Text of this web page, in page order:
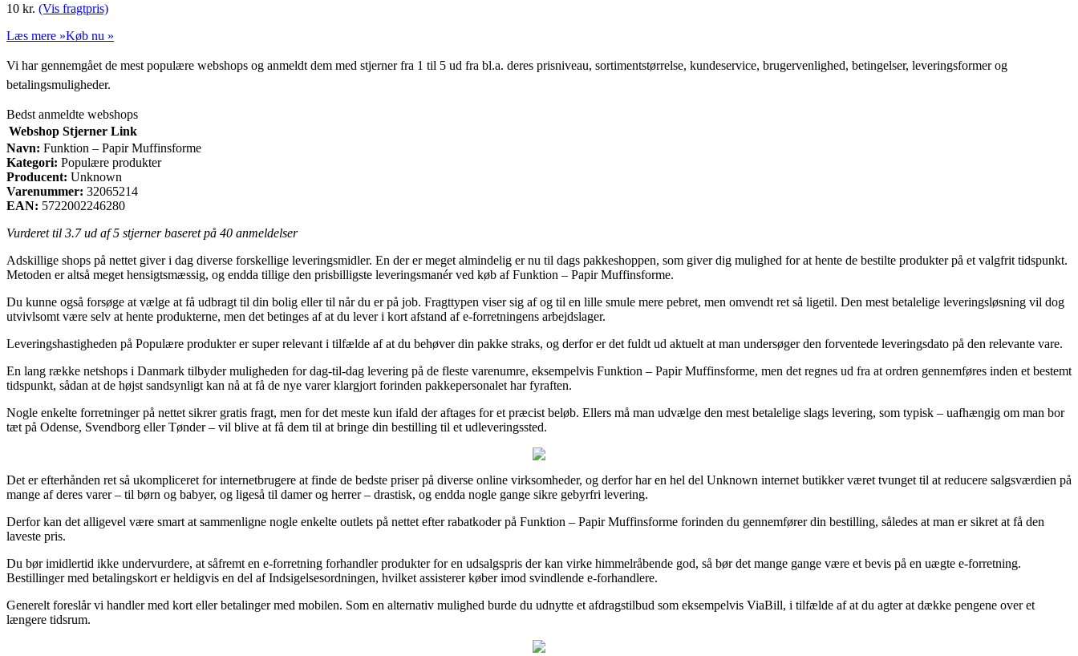
10 kr. (Vis fragtpris)
Læs mere »Køb nu »
Vi har gennemgået de mest populære webshops og anmeldt dem med stjerner fra 1 til 5 ud fra bl.a. deres prisniveau, sortimentstørrelse, kundeservice, brugervenlighed, betingelser, leveringsformer og
betalingsmuligheder.
Bedst anmeldte webshops
Webshop Stjerner Link
Navn: Funktion – Papir Muffinsforme
Kategori: Populære produkter
Producent: Unknown
Varenummer: 32065214
EAN: 5722002246280
Vurderet til 3.7ud af 5 stjerner baseret på 40 anmeldelser
Adskillige shops på nettet giver i dag diverse forskellige leveringsmidler. En der er meget almindelig er nu til dags pakkeshoppen, som giver dig mulighed for at hente de bestilte produkter på et valgfrit tidspunkt.
Metoden er altså meget hensigtsmæssig, og endda tillige den prisbilligste leveringsmanér ved køb af Funktion – Papir Muffinsforme.
Du kunne også forsøge at vælge at få udbragt til din bolig eller til når du er på job. Fragttypen viser sig af og til en lille smule mere pebret, men omvendt ret så ligetil. Den mest betalelige leveringsløsning vil dog
utvivlsomt være selv at hente produkterne, men det betinges af at du lever i kort afstand af e-forretningens arbejdslager.
Leveringshastigheden på Populære produkter er super relevant i tilfælde af at du behøver din pakke straks, og derfor er det fuldt ud aktuelt at man undersøger den forventede leveringsdato på den relevante vare.
En lang række netshops i Danmark tilbyder muligheden for dag-til-dag levering på de fleste varenumre, eksempelvis Funktion – Papir Muffinsforme, men det regnes ud fra at ordren gennemføres inden et bestemt
tidspunkt, sådan at de højst sandsynligt kan nå at få de nye varer klargjort forinden pakkepersonalet har fyraften.
Nogle enkelte forretninger på nettet sikrer gratis fragt, men for det meste kun ifald der aftages for et præcist beløb. Ellers må man udvælge den mest betalelige slags levering, som typisk – uafhængig om man bor
tæt på Odense, Svendborg eller Tønder – vil blive at få dem til at bringe din bestilling til et udleveringssted.
Det er efterhånden ret så ukompliceret for internetbrugere at finde de bedste priser på diverse online virksomheder, og derfor har en hel del Unknown internet butikker været tvunget til at reducere salgsværdien på
mange af deres varer – til børn og babyer, og ligeså til damer og herrer – drastisk, og endda nogle gange sikre gebyrfri levering.
Derfor kan det alligevel være smart at sammenligne nogle enkelte outlets på nettet efter rabatkoder på Funktion – Papir Muffinsforme forinden du gennemfører din bestilling, således at man er sikret at få den
laveste pris.
Du bør imidlertid ikke undervurdere, at såfremt en e-forretning forhandler produkter for en udsalgspris der kan virke himmelråbende god, så bør det mange gange være et bevis på en uægte e-forretning.
Bestillinger med betalingskort er heldigvis en del af Indsigelsesordningen, hvilket assisterer køber imod svindlende e-forhandlere.
Generelt foreslår vi handler med kort eller betalinger med mobilen. Som en alternativ mulighed burde du udnytte et afdragstilbud som eksempelvis ViaBill, i tilfælde af at du agter at dække pengene over et
længere tidsrum.